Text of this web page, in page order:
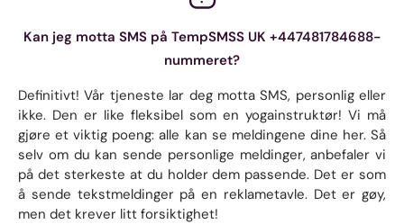
Kan jeg motta SMS på TempSMSS UK +447481784688-
nummeret?
Definitivt! Vår tjeneste lar deg motta SMS, personlig eller
ikke. Den er like fleksibel som en yogainstruktør! Vi må
gjøre et viktig poeng: alle kan se meldingene dine her. Så
selv om du kan sende personlige meldinger, anbefaler vi
på det sterkeste at du holder dem passende. Det er som
å sende tekstmeldinger på en reklametavle. Det er gøy,
men det krever litt forsiktighet!